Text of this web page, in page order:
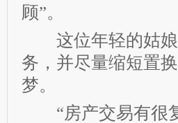
顾”。
这位年轻的姑娘
务，并尽量缩短置
梦。
“房产交易有很复